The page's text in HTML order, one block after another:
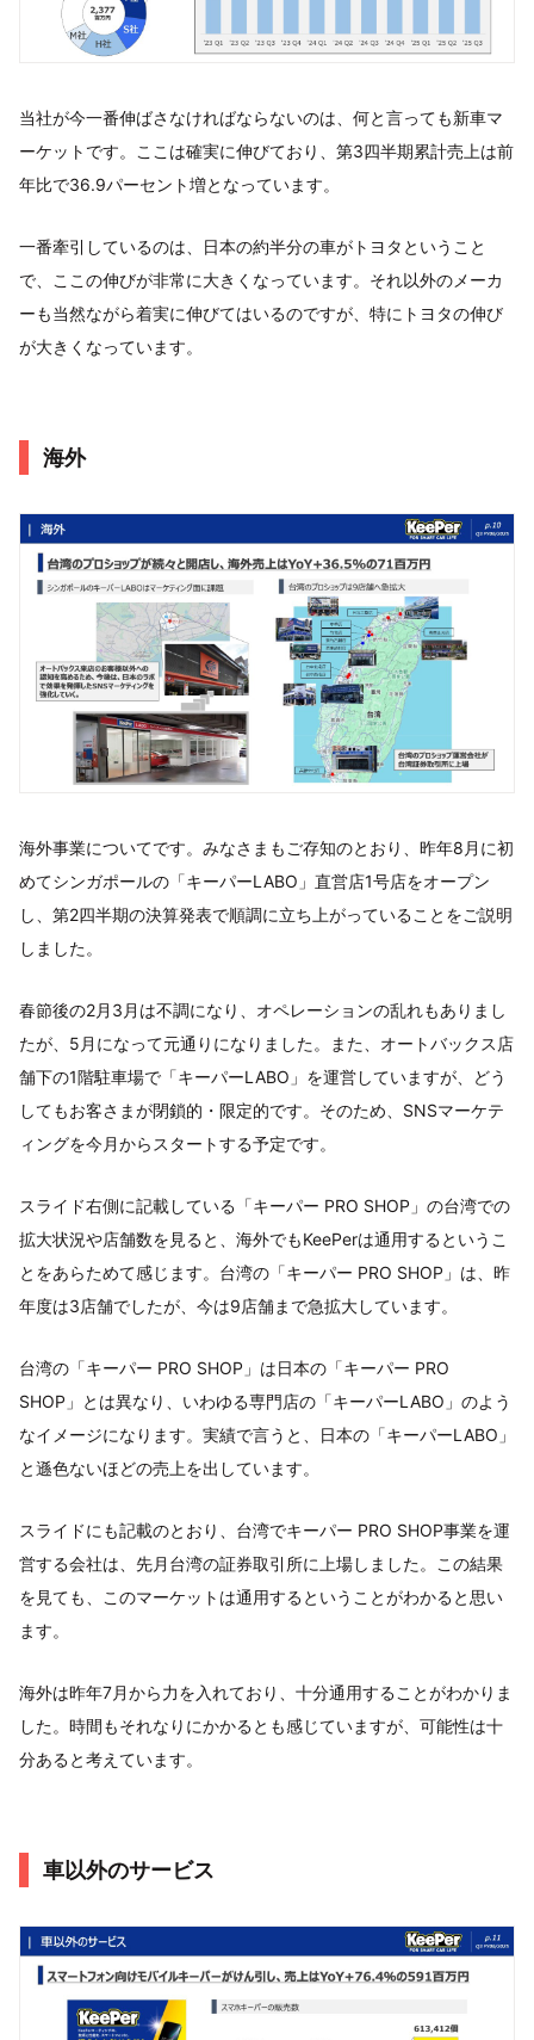
当社が今一番伸ばさなければならないのは、何と言っても新車マ
ーケットです。ここは確実に伸びており、第3四半期累計売上は前
年比で36.9パーセント増となっています。
一番牽引しているのは、日本の約半分の車がトヨタということ
で、ここの伸びが非常に大きくなっています。それ以外のメーカ
ーも当然ながら着実に伸びてはいるのですが、特にトヨタの伸び
が大きくなっています。
海外
海外事業についてです。みなさまもご存知のとおり、昨年8月に初
めてシンガポールの「キーパーLABO」直営店1号店をオープン
し、第2四半期の決算発表で順調に立ち上がっていることをご説明
しました。
春節後の2月3月は不調になり、オペレーションの乱れもありまし
たが、5月になって元通りになりました。また、オートバックス店
舗下の1階駐車場で「キーパーLABO」を運営していますが、どう
してもお客さまが閉鎖的・限定的です。そのため、SNSマーケテ
ィングを今月からスタートする予定です。
スライド右側に記載している「キーパー PRO SHOP」の台湾での
拡大状況や店舗数を見ると、海外でもKeePerは通用するというこ
とをあらためて感じます。台湾の「キーパー PRO SHOP」は、昨
年度は3店舗でしたが、今は9店舗まで急拡大しています。
台湾の「キーパー PRO SHOP」は日本の「キーパー PRO
SHOP」とは異なり、いわゆる専門店の「キーパーLABO」のよう
なイメージになります。実績で言うと、日本の「キーパーLABO」
と遜色ないほどの売上を出しています。
スライドにも記載のとおり、台湾でキーパー PRO SHOP事業を運
営する会社は、先月台湾の証券取引所に上場しました。この結果
を見ても、このマーケットは通用するということがわかると思い
ます。
海外は昨年7月から力を入れており、十分通用することがわかりま
した。時間もそれなりにかかるとも感じていますが、可能性は十
分あると考えています。
車以外のサービス